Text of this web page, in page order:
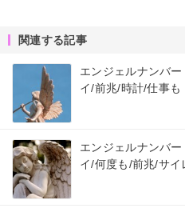
関連する記事
エンジェルナンバ
イ/前兆/時計/仕事も
エンジェルナンバ
イ/何度も/前兆/サイ